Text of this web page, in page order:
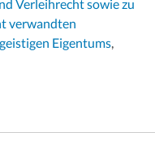
Verleihrecht sowie zu
verwandten
Eigentums,